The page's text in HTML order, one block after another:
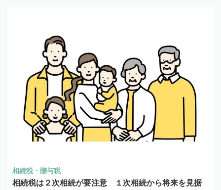
相続税・贈与税
相続税は２次相続が要注意 １次相続から将来を見据